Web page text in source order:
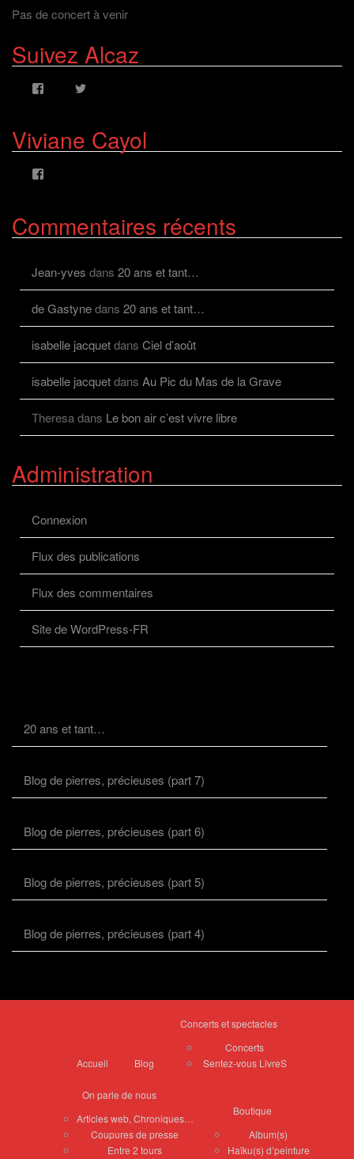
Pas de concert à venir
Suivez Alcaz
AlcazFR
sur
Voir
alcazfr
sur
Viviane Cayol
viviane.cayolalcaz
sur
Commentaires récents
Jean-yves dans 20 ans et tant…
de Gastynedans 20 ans et tant…
isabelle jacquetdans Ciel d’août
isabelle jacquetdans Au Pic du Mas de la Grave
Theresadans Le bon air c’est vivre libre
Administration
Connexion
Flux des publications
Flux des commentaires
Site de WordPress-FR
20 ans et tant…
Blog de pierres, précieuses (part 7)
Blog de pierres, précieuses (part 6)
Blog de pierres, précieuses (part 5)
Blog de pierres, précieuses (part 4)
Accueil Blog
Concerts et spectacles
Concerts
Sentez-vous LivreS
On parle de nous
Articles web, Chroniques…
Coupures de presse
Entre 2 tours
Boutique
Album(s)
Haïku(s) d’peinture